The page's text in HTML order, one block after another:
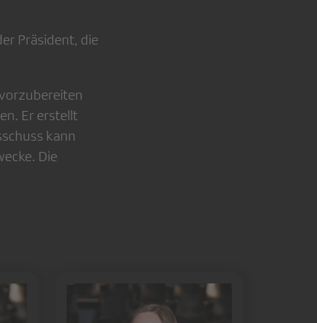
Präsident, die
Er erstellt
kann
Die